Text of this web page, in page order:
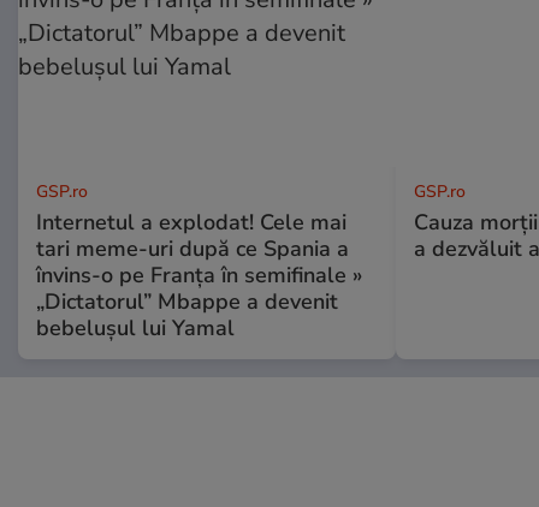
GSP.ro
Internetul a explodat! Cele mai
tari meme-uri după ce Spania a
învins-o pe Franța în semifinale »
„Dictatorul” Mbappe a devenit
bebelușul lui Yamal
GSP.ro
Cauza
a dezvăluit